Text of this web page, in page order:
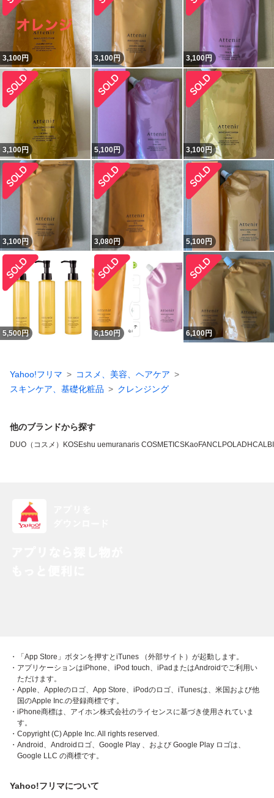
3,100円 3,100円 3,100円
3,100円 5,100円 3,100円
3,100円 3,080円 5,100円
5,500円 6,150円 6,100円
Yahoo!フリマ
コスメ、美容、ヘアケア
スキンケア、基礎化粧品
クレンジング
他のブランドから探す
DUO（コスメ） KOSEshu uemuranaris COSMETICSKaoFANCLPOLADHC
・「App Store」ボタンを押すとiTunes （外部サイト）が起動します。
・アプリケーションはiPhone、iPod touch、iPadまたはAndroidでご利用い
ただけます。
・Apple、Appleのロゴ、App Store、iPodのロゴ、iTunesは、米国および他
国のApple Inc.の登録商標です。
・iPhone商標は、アイホン株式会社のライセンスに基づき使用されていま
す。
・Copyright (C) Apple Inc. All rights reserved.
・Android、Androidロゴ、Google Play 、および Google Play ロゴは、
Google LLC の商標です。
Yahoo!フリマについて